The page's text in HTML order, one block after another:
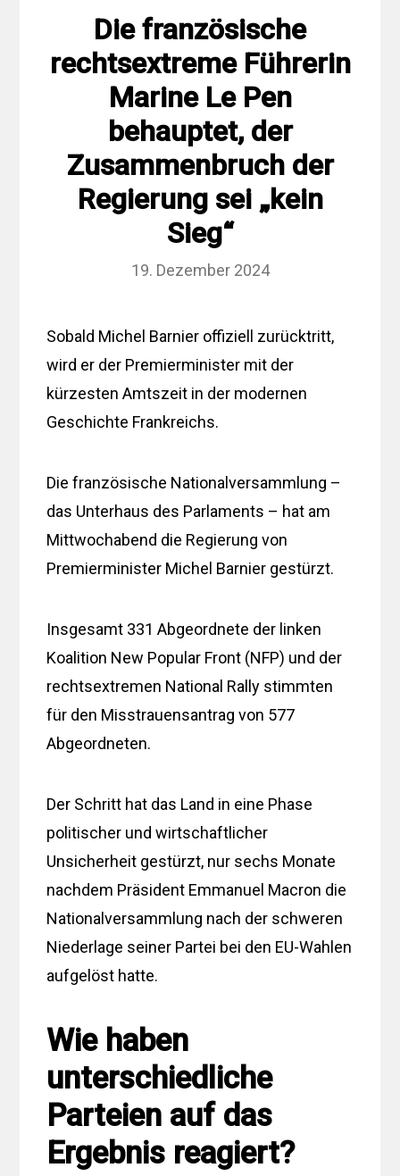
Die französische
rechtsextreme Führerin
Marine Le Pen
behauptet, der
Zusammenbruch der
Regierung sei „kein
Sieg“
19. Dezember 2024
Sobald Michel Barnier offiziell zurücktritt,
wird er der Premierminister mit der
kürzesten Amtszeit in der modernen
Geschichte Frankreichs.
Die französische Nationalversammlung –
das Unterhaus des Parlaments – hat am
Mittwochabend die Regierung von
Premierminister Michel Barnier gestürzt.
Insgesamt 331 Abgeordnete der linken
Koalition New Popular Front (NFP) und der
rechtsextremen National Rally stimmten
für den Misstrauensantrag von 577
Abgeordneten.
Der Schritt hat das Land in eine Phase
politischer und wirtschaftlicher
Unsicherheit gestürzt, nur sechs Monate
nachdem Präsident Emmanuel Macron die
Nationalversammlung nach der schweren
Niederlage seiner Partei bei den EU-Wahlen
aufgelöst hatte.
Wie haben
unterschiedliche
Parteien auf das
Ergebnis reagiert?